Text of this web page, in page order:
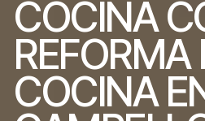
COCINA C
REFORMA
COCINA E